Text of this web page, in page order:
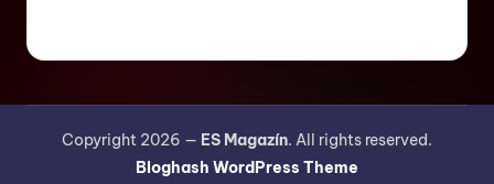
Copyright 2026 — ES Magazín. All rights reserved.
Bloghash WordPress Theme